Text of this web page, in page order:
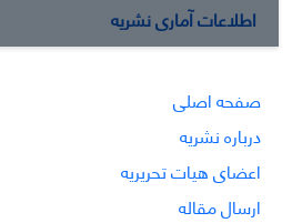
اطلاعات آماری نشریه
صفحه اصلی
درباره نشریه
اعضای هیات تحریریه
ارسال مقاله